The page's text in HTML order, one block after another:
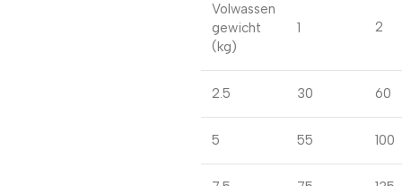
Volwassen
gewicht
(kg)
1 2
2.5 30 60
5 55 100